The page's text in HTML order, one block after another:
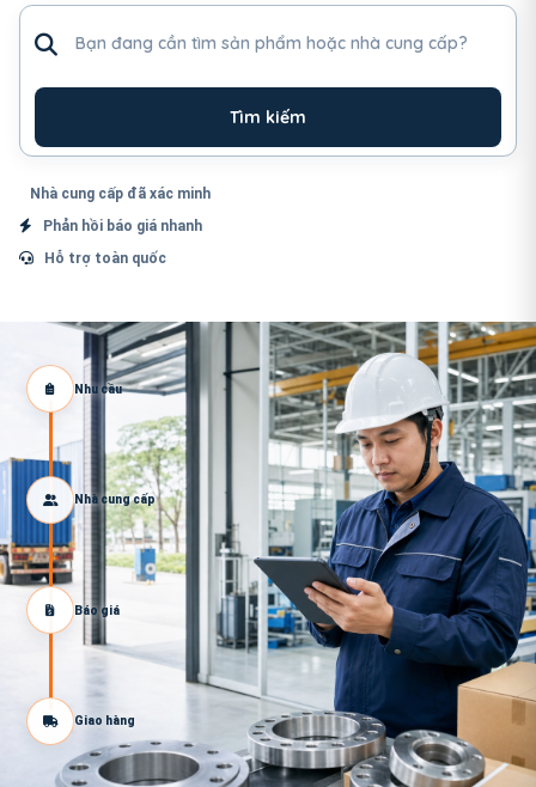
Tìm kiếm
Nhà cung cấp đã xác minh
Phản hồi báo giá nhanh
Hỗ trợ toàn quốc
Nhu cầu
Nhà cung cấp
Báo giá
Giao hàng